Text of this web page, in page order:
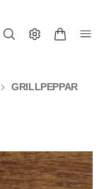
GRILLPEPPAR